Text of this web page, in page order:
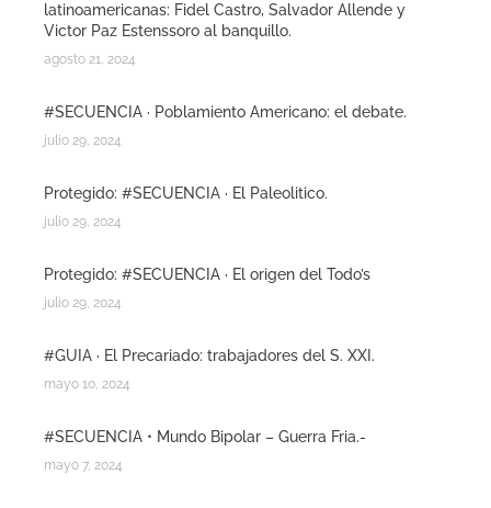
latinoamericanas: Fidel Castro, Salvador Allende y
Victor Paz Estenssoro al banquillo.
agosto 21, 2024
#SECUENCIA · Poblamiento Americano: el debate.
julio 29, 2024
Protegido: #SECUENCIA · El Paleolitico.
julio 29, 2024
Protegido: #SECUENCIA · El origen del Todo’s
julio 29, 2024
#GUIA · El Precariado: trabajadores del S. XXI.
mayo 10, 2024
#SECUENCIA • Mundo Bipolar – Guerra Fria.-
mayo 7, 2024